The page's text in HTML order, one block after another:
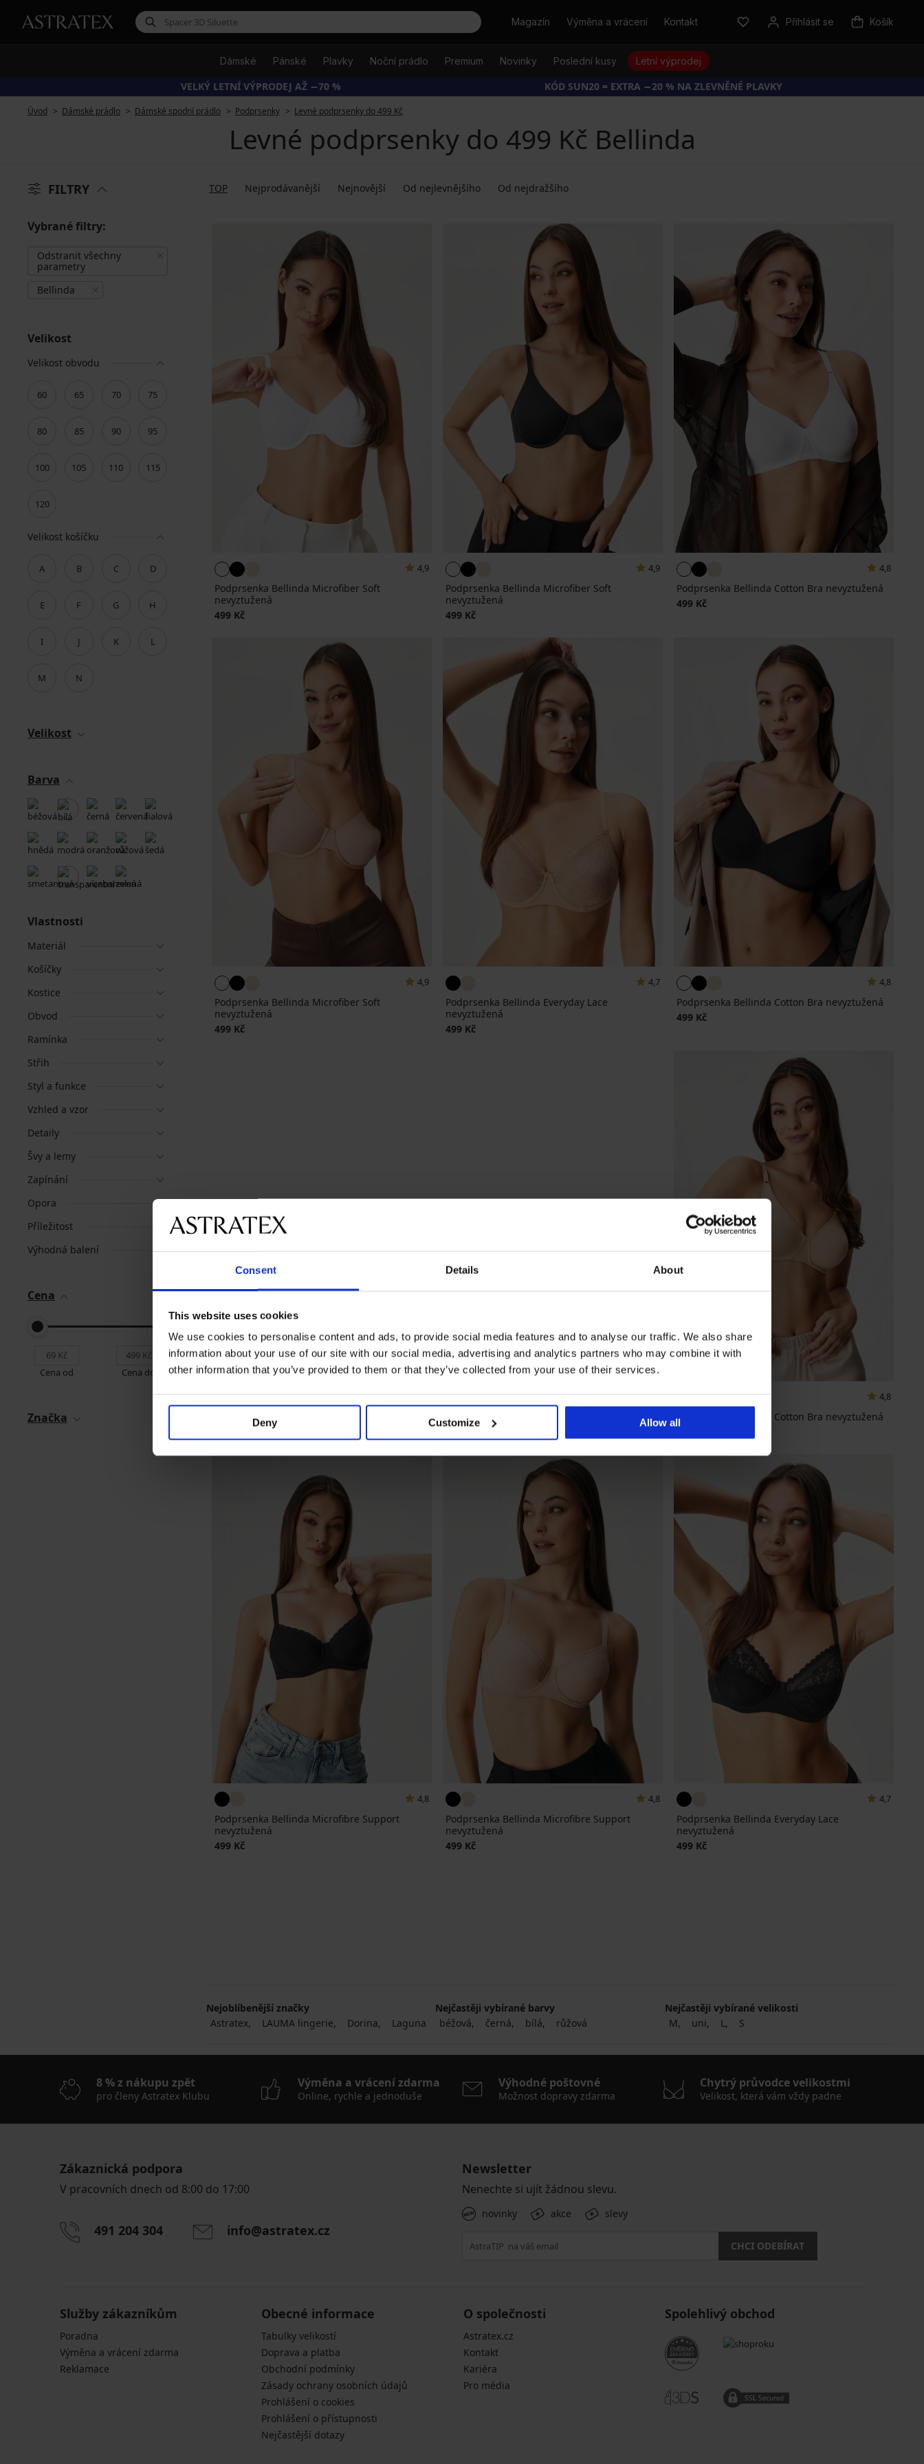
Consent Details About
This website uses cookies
We use cookies to personalise content and ads, to provide social media features and to analyse our traffic. We also share
information about your use of our site with our social media, advertising and analytics partners who may combine it with
other information that you’ve provided to them or that they’ve collected from your use of their services.
Deny Customize Allow all
HledatMagazín Výměna a vrácení Kontakt Přihlásit se Košík
Dámské Pánské Plavky Noční prádlo Premium Novinky Poslední kusy Letní výprodej
VELKÝ LETNÍ VÝPRODEJ AŽ −70 % KÓD SUN20 = EXTRA −20 % NA ZLEVNĚNÉ PLAVKY
Úvod Dámské prádlo Dámské spodní prádlo Podprsenky Levné podprsenky do 499 Kč
Levné podprsenky do 499 Kč Bellinda
FILTRY TOP Nejprodávanější Nejnovější Od nejlevnějšího Od nejdražšího
Vybrané filtry:
Odstranit všechny
parametry
Bellinda
Velikost
Velikost obvodu
60 65 70 75
80 85 90 95
100 105 110 115
120
Velikost košíčku
A B C D
E F G H
I J K L
M N
Velikost
Barva
Vlastnosti
Materiál
Košíčky
Kostice
Obvod
Ramínka
Střih
Styl a funkce
Vzhled a vzor
Detaily
Švy a lemy
Zapínání
Opora
Příležitost
Výhodná balení
Cena
Cena od Cena do
Značka
4,9
Podprsenka Bellinda Microfiber Soft
nevyztužená
499 Kč
4,9
Podprsenka Bellinda Microfiber Soft
nevyztužená
499 Kč
4,8
Podprsenka Bellinda Cotton Bra nevyztužená
499 Kč
4,9
Podprsenka Bellinda Microfiber Soft
nevyztužená
499 Kč
4,7
Podprsenka Bellinda Everyday Lace
nevyztužená
499 Kč
4,8
Podprsenka Bellinda Cotton Bra nevyztužená
499 Kč
4,8
Podprsenka Bellinda Cotton Bra nevyztužená
4,8
Podprsenka Bellinda Microfibre Support
nevyztužená
499 Kč
4,8
Podprsenka Bellinda Microfibre Support
nevyztužená
499 Kč
4,7
Podprsenka Bellinda Everyday Lace
nevyztužená
499 Kč
Nejoblíbenější značky
Astratex
LAUMA lingerie Dorina Laguna
Nejčastěji vybírané barvy
béžová
černá bílá růžová
Nejčastěji vybírané velikosti
M
uni L S
8 % z nákupu zpět
pro členy Astratex Klubu
Výměna a vrácení zdarma
Online, rychle a jednoduše
Výhodné poštovné
Možnost dopravy zdarma
Chytrý průvodce velikostmi
Velikost, která vám vždy padne
Zákaznická podpora
V pracovních dnech od 8:00 do 17:00
491 204 304 info@astratex.cz
Newsletter
Nenechte si ujít žádnou slevu.
novinky akce slevy
CHCI ODEBÍRAT
Služby zákazníkům
Poradna
Výměna a vrácení zdarma
Reklamace
Obecné informace
Tabulky velikostí
Doprava a platba
Obchodní podmínky
Zásady ochrany osobních údajů
Prohlášení o cookies
Prohlášení o přístupnosti
Nejčastější dotazy
O společnosti
Astratex.cz
Kontakt
Kariéra
Pro média
Spolehlivý obchod